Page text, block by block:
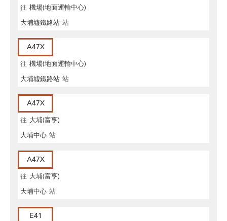
往 機場(地面運輸中心)
大埔墟鐵路站 站
A47X
往 機場(地面運輸中心)
大埔墟鐵路站 站
A47X
往 大埔(富亨)
大埔中心 站
A47X
往 大埔(富亨)
大埔中心 站
E41